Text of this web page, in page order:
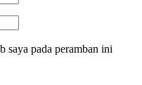
saya pada peramban ini